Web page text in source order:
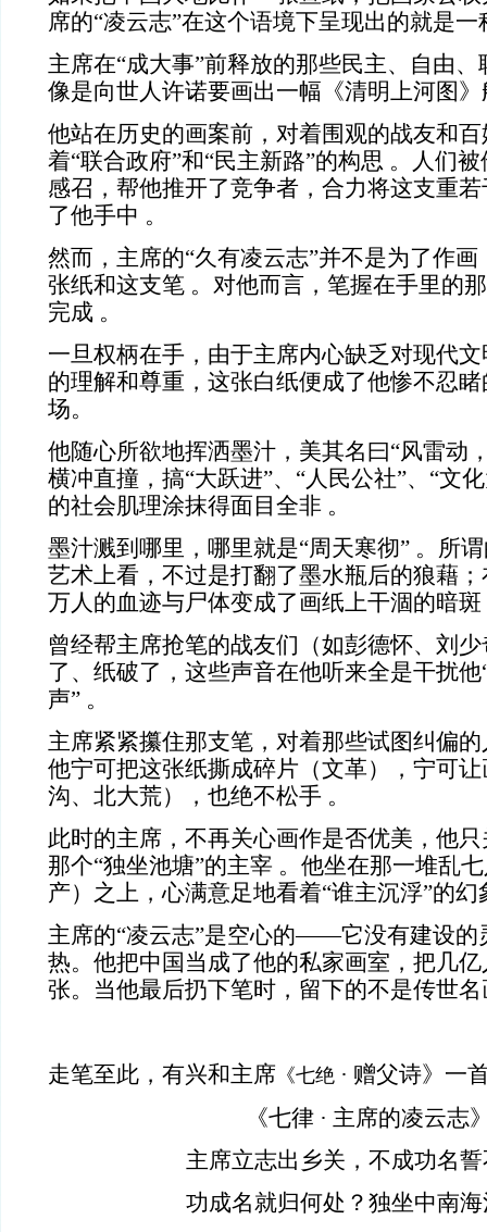
席的“凌云志”在这个语境下呈现出的就是
主席在“成大事”前释放的那些民主、自由、
像是向世人许诺要画出一幅《清明上河图
他站在历史的画案前，对着围观的战友和
着“联合政府”和“民主新路”的构思 。人们
感召，帮他推开了竞争者，合力将这支重
了他手中 。
然而，主席的“久有凌云志”并不是为了作画
张纸和这支笔 。对他而言，笔握在手里的
完成 。
一旦权柄在手，由于主席内心缺乏对现代
的理解和尊重，这张白纸便成了他惨不忍睹
场。
他随心所欲地挥洒墨汁，美其名曰 “风雷动
横冲直撞，搞“大跃进”、 “人民公社”、“文
的社会肌理涂抹得面目全非 。
墨汁溅到哪里，哪里就是“周天寒彻” 。所
艺术上看，不过是打翻了墨水瓶后的狼藉
万人的血迹与尸体变成了画纸上干涸的暗斑
曾经帮主席抢笔的战友们（如彭德怀、刘
了、纸破了，这些声音在他听来全是干扰他
声” 。
主席紧紧攥住那支笔，对着那些试图纠偏
他宁可把这张纸撕成碎片（文革），宁可
沟、北大荒），也绝不松手 。
此时的主席，不再关心画作是否优美，他
那个“独坐池塘”的主宰 。他坐在那一堆乱
产）之上，心满意足地看着“谁主沉浮”的幻
主席的“凌云志”是空心的——它没有建设的
热。他把中国当成了他的私家画室，把几
张。当他最后扔下笔时，留下的不是传世
走笔至此，有兴和主席 《七绝 · 赠父诗》 一
《七律· 主席的凌云志
主席立志出乡关，不成功名
功成名就归何处？独坐中南